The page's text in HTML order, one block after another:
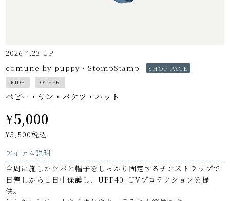
2026.4.23 UP
comune by puppy・StompStamp
SHOP PAGE
KIDS OTHER
ベビー・サン・バケツ・ハット
¥5,000
¥5,500税込
アイテム説明
全周に施したツバと帽子をしっかり固定するチンストラップで
日差しから１日中保護し、UPF40+UVプロテクションを提
供。